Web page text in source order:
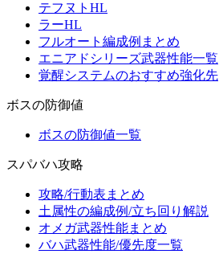
テフヌトHL
ラーHL
フルオート編成例まとめ
エニアドシリーズ武器性能一覧
覚醒システムのおすすめ強化先
ボスの防御値
ボスの防御値一覧
スパバハ攻略
攻略/行動表まとめ
土属性の編成例/立ち回り解説
オメガ武器性能まとめ
バハ武器性能/優先度一覧